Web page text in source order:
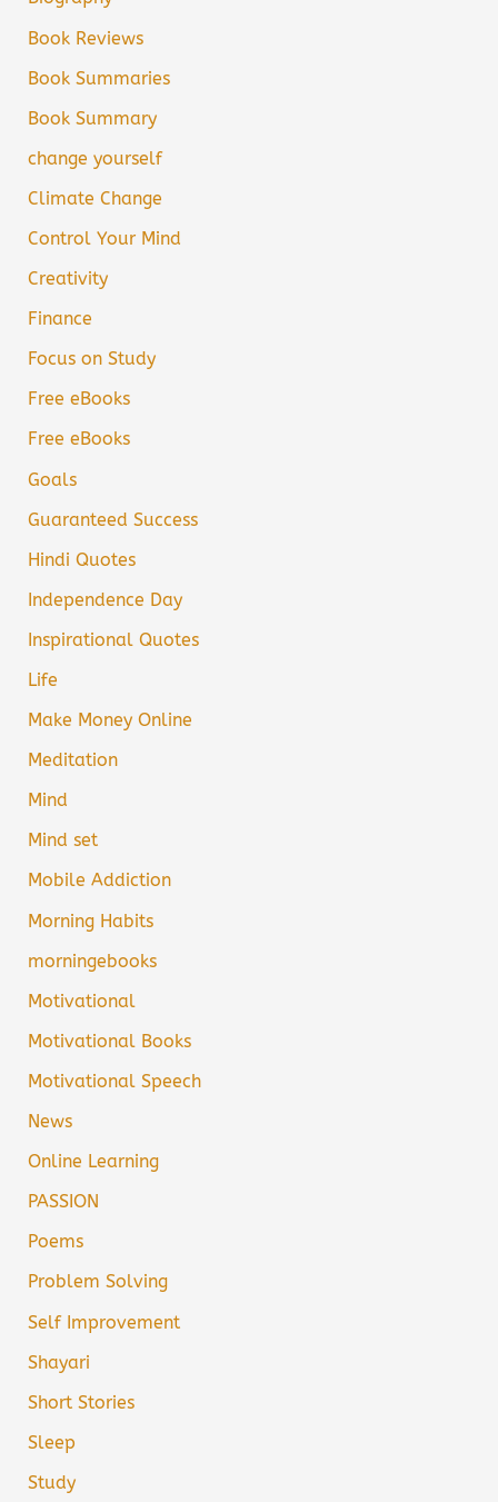
Book Reviews
Book Summaries
Book Summary
change yourself
Climate Change
Control Your Mind
Creativity
Finance
Focus on Study
Free eBooks
Free eBooks
Goals
Guaranteed Success
Hindi Quotes
Independence Day
Inspirational Quotes
Life
Make Money Online
Meditation
Mind
Mind set
Mobile Addiction
Morning Habits
morningebooks
Motivational
Motivational Books
Motivational Speech
News
Online Learning
PASSION
Poems
Problem Solving
Self Improvement
Shayari
Short Stories
Sleep
Study